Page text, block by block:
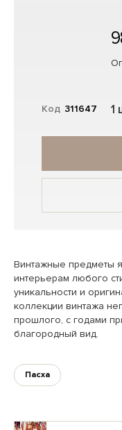
Код 311647 1
Винтажные предметы
интерьерам любого
уникальности и
коллекции винтажа
прошлого, с годами
благородный вид.
Пасха